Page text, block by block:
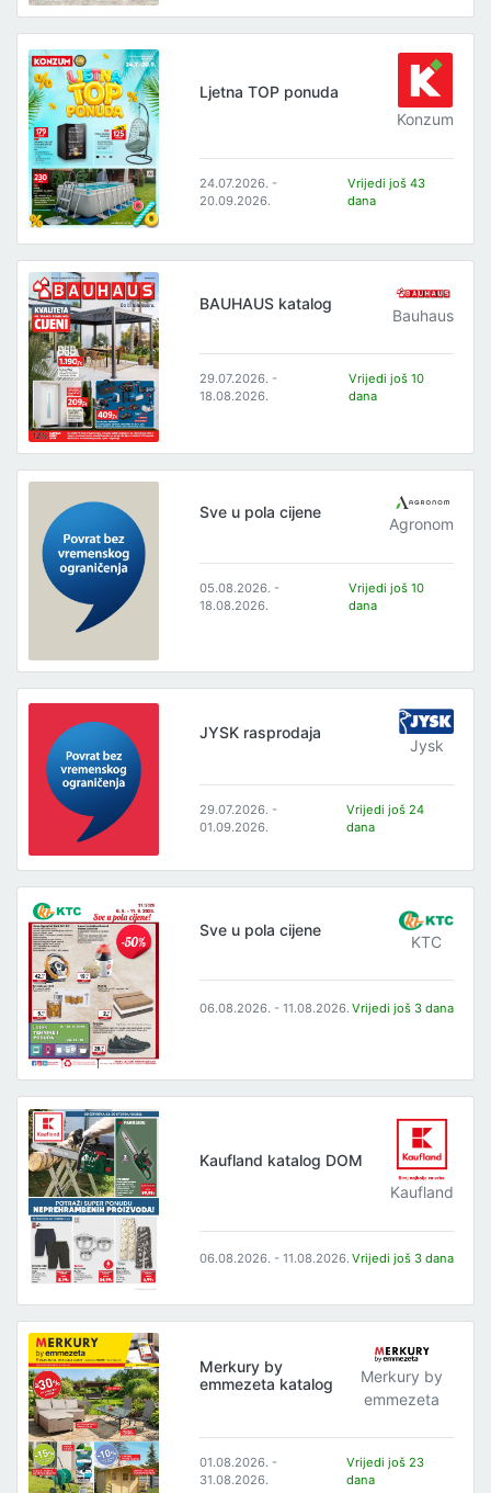
Ljetna TOP ponuda
Konzum
24.07.2026. -
20.09.2026.
Vrijedi još 43
dana
BAUHAUS katalog
Bauhaus
29.07.2026. -
18.08.2026.
Vrijedi još 10
dana
Sve u pola cijene
Agronom
05.08.2026. -
18.08.2026.
Vrijedi još 10
dana
JYSK rasprodaja
Jysk
29.07.2026. -
01.09.2026.
Vrijedi još 24
dana
Sve u pola cijene
KTC
06.08.2026. - 11.08.2026. Vrijedi još 3 dana
Kaufland katalog DOM
Kaufland
06.08.2026. - 11.08.2026. Vrijedi još 3 dana
Merkury by
emmezeta katalog
Merkury by
emmezeta
01.08.2026. -
31.08.2026.
Vrijedi još 23
dana